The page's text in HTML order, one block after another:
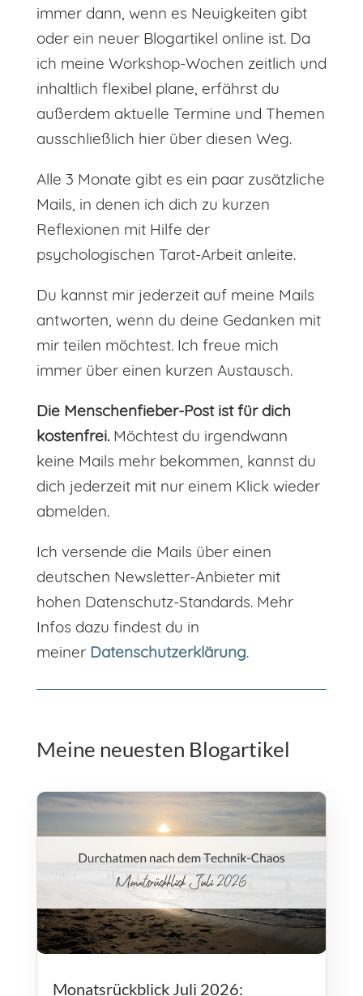
immer dann, wenn es Neuigkeiten gibt
oder ein neuer Blogartikel online ist. Da
ich meine Workshop-Wochen zeitlich und
inhaltlich flexibel plane, erfährst du
außerdem aktuelle Termine und Themen
ausschließlich hier über diesen Weg.
Alle 3 Monate gibt es ein paar zusätzliche
Mails, in denen ich dich zu kurzen
Reflexionen mit Hilfe der
psychologischen Tarot-Arbeit anleite.
Du kannst mir jederzeit auf meine Mails
antworten, wenn du deine Gedanken mit
mir teilen möchtest. Ich freue mich
immer über einen kurzen Austausch.
Die Menschenfieber-Post ist für dich
kostenfrei. Möchtest du irgendwann
keine Mails mehr bekommen, kannst du
dich jederzeit mit nur einem Klick wieder
abmelden.
Ich versende die Mails über einen
deutschen Newsletter-Anbieter mit
hohen Datenschutz-Standards. Mehr
Infos dazu findest du in
meiner Datenschutzerklärung.
Meine neuesten Blogartikel
Monatsrückblick Juli 2026: